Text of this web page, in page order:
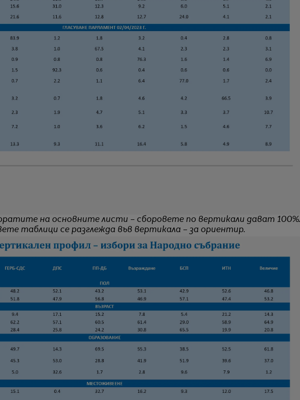
на основните листи – сборовете по вертикали дават 100%.
таблици се разглежда във вертикала – за ориентир.